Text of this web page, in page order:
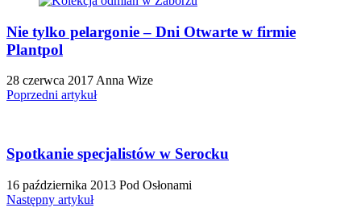
Nie tylko pelargonie – Dni Otwarte w firmie
Plantpol
28 czerwca 2017 Anna Wize
Poprzedni artykuł
Spotkanie specjalistów w Serocku
16 października 2013 Pod Osłonami
Następny artykuł